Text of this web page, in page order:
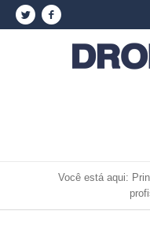
Você está aqui: